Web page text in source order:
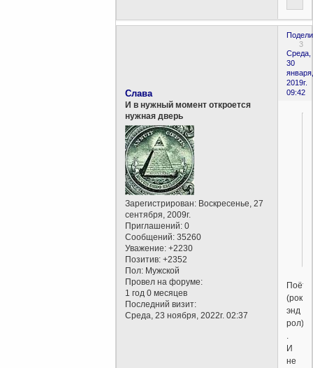
3
Среда,
30
января,
2019г.
09:42
Слава
И в нужный момент откроется
нужная дверь
Зарегистрирован: Воскресенье, 27
сентября, 2009г.
Приглашений: 0
Сообщений: 35260
Уважение: +2230
Позитив: +2352
Пол: Мужской
Провел на форуме:
1 год 0 месяцев
Последний визит:
Среда, 23 ноября, 2022г. 02:37
Поёт.
(рок
энд
рол)
.
И
не